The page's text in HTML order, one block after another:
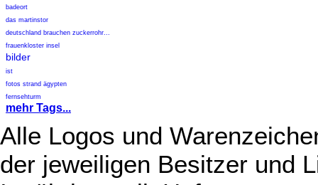
badeort
das martinstor
deutschland brauchen zuckerrohr...
frauenkloster insel
bilder
ist
fotos strand ägypten
fernsehturm
mehr Tags...
Alle Logos und
der jeweiligen Besitzer und